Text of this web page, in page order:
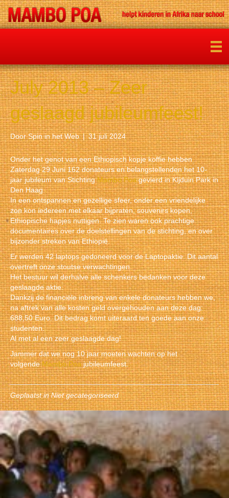
July 2013 – Zeer
geslaagd jubileumfeest!
DoorSpin in het Web|31 juli 2024
Onder het genot van een Ethiopisch kopje koffie hebben
Zaterdag 29 Juni 162 donateurs en belangstellenden het 10-
jaar jubileum van StichtingMambo Poagevierd in Kijduin Park in
Den Haag.
In een ontspannen en gezellige sfeer, onder een vriendelijke
zon kon iedereen met elkaar bijpraten, souvenirs kopen,
Ethiopische hapjes nuttigen. Te zien waren ook prachtige
documentaires over de doelstellingen van de stichting, en over
bijzonder streken van Ethiopië.
Er werden 42 laptops gedoneerd voor de Laptopaktie. Dit aantal
overtreft onze stoutse verwachtingen.
Het bestuur wil derhalve alle schenkers bedanken voor deze
geslaagde aktie.
Dankzij de financiële inbreng van enkele donateurs hebben we,
na aftrek van alle kosten geld overgehouden aan deze dag:
688,50 Euro. Dit bedrag komt uiteraard ten goede aan onze
studenten.
Al met al een zeer geslaagde dag!
Jammer dat we nog 10 jaar moeten wachten op het
volgendeMambo Poajubileumfeest.
Geplaatst inNiet gecategoriseerd